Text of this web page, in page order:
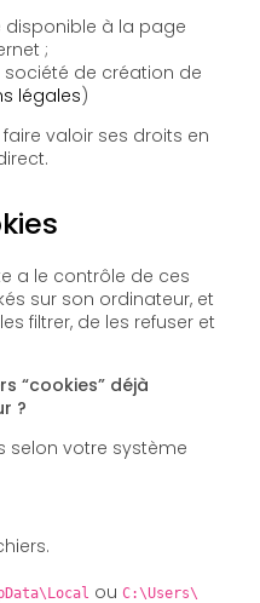
disponible à la page
;
de création de
légales)
valoir ses droits en
a le contrôle de ces
sur son ordinateur, et
filtrer, de les refuser et
“cookies” déjà
?
selon votre système
ouC:\Users\